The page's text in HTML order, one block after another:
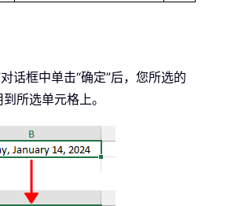
话框中单击“确定”后，您所选的
所选单元格上。